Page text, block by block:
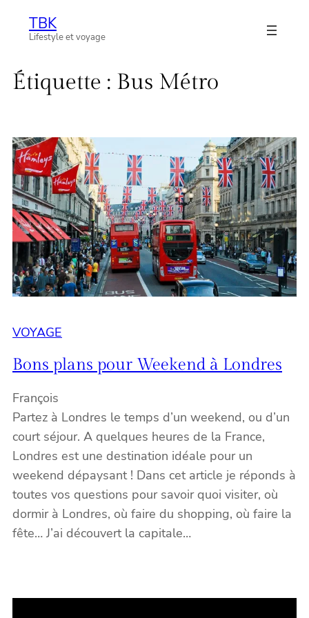
AllerTBK
Lifestyle et voyage
Étiquette : Bus Métro
VOYAGE
Bons plans pour Weekend à Londres
François
Partez à Londres le temps d’un weekend, ou d’un
court séjour. A quelques heures de la France,
Londres est une destination idéale pour un
weekend dépaysant ! Dans cet article je réponds à
toutes vos questions pour savoir quoi visiter, où
dormir à Londres, où faire du shopping, où faire la
fête… J’ai découvert la capitale…